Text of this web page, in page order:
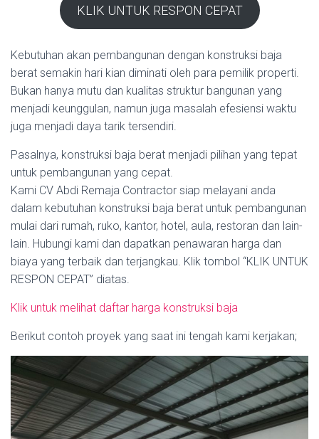
KLIK UNTUK RESPON CEPAT
Kebutuhan akan pembangunan dengan konstruksi baja
berat semakin hari kian diminati oleh para pemilik properti.
Bukan hanya mutu dan kualitas struktur bangunan yang
menjadi keunggulan, namun juga masalah efesiensi waktu
juga menjadi daya tarik tersendiri.
Pasalnya, konstruksi baja berat menjadi pilihan yang tepat
untuk pembangunan yang cepat.
Kami CV Abdi Remaja Contractor siap melayani anda
dalam kebutuhan konstruksi baja berat untuk pembangunan
mulai dari rumah, ruko, kantor, hotel, aula, restoran dan lain-
lain. Hubungi kami dan dapatkan penawaran harga dan
biaya yang terbaik dan terjangkau. Klik tombol “KLIK UNTUK
RESPON CEPAT” diatas.
Klik untuk melihat daftar harga konstruksi baja
Berikut contoh proyek yang saat ini tengah kami kerjakan;